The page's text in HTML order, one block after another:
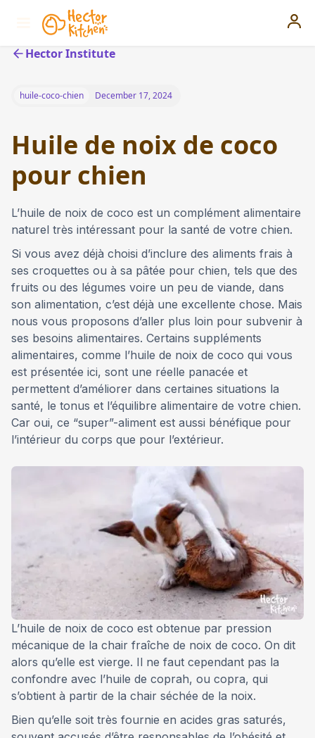
Hector Institute
huile-coco-chien December 17, 2024
Huile de noix de coco
pour chien
L’huile de noix de coco est un complément alimentaire
naturel très intéressant pour la santé de votre chien.
Si vous avez déjà choisi d’inclure des aliments frais à
ses croquettes ou à sa pâtée pour chien, tels que des
fruits ou des légumes voire un peu de viande, dans
son alimentation, c’est déjà une excellente chose. Mais
nous vous proposons d’aller plus loin pour subvenir à
ses besoins alimentaires. Certains suppléments
alimentaires, comme l’huile de noix de coco qui vous
est présentée ici, sont une réelle panacée et
permettent d’améliorer dans certaines situations la
santé, le tonus et l’équilibre alimentaire de votre chien.
Car oui, ce “super”-aliment est aussi bénéfique pour
l’intérieur du corps que pour l’extérieur.
L’huile de noix de coco est obtenue par pression
mécanique de la chair fraîche de noix de coco. On dit
alors qu’elle est vierge. Il ne faut cependant pas la
confondre avec l’huile de coprah, ou copra, qui
s’obtient à partir de la chair séchée de la noix.
Bien qu’elle soit très fournie en acides gras saturés,